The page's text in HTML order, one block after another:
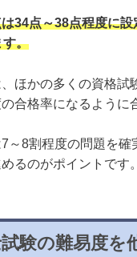
34点～38点程度に
す。
ほかの多くの資格
合格率になるように
～8割程度の問題を
るのがポイントです。
験の難易度を